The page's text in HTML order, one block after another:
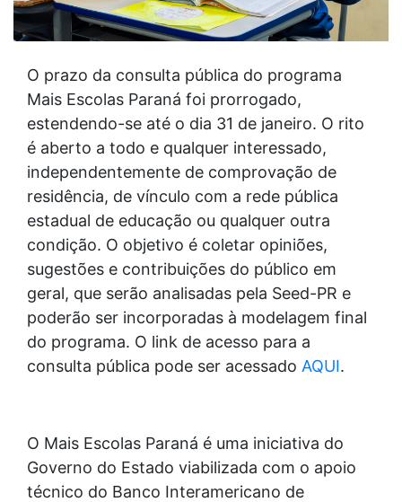
O prazo da consulta pública do programa
Mais Escolas Paraná foi prorrogado,
estendendo-se até o dia 31 de janeiro. O rito
é aberto a todo e qualquer interessado,
independentemente de comprovação de
residência, de vínculo com a rede pública
estadual de educação ou qualquer outra
condição. O objetivo é coletar opiniões,
sugestões e contribuições do público em
geral, que serão analisadas pela Seed-PR e
poderão ser incorporadas à modelagem final
do programa. O link de acesso para a
consulta pública pode ser acessado AQUI.
O Mais Escolas Paraná é uma iniciativa do
Governo do Estado viabilizada com o apoio
técnico do Banco Interamericano de